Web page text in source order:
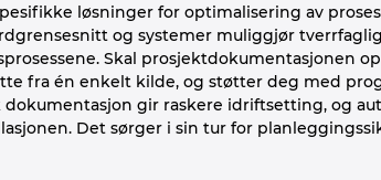
løsninger for optimalisering av
og systemer muliggjør
Skal prosjektdokumentasjonen
fra én enkelt kilde, og støtter deg med
gir raskere idriftsetting, og
Det sørger i sin tur for